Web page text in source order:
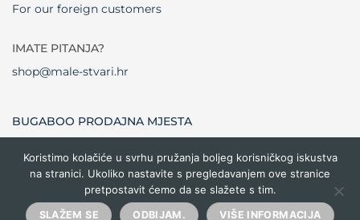
For our foreign customers
IMATE PITANJA?
shop@male-stvari.hr
BUGABOO PRODAJNA MJESTA
Visa MasterCardMaestro Dinners
Club
Credit
Card
Cash
Delivery
Copyright 2026 ©Male stvari
Koristimo kolačiće u svrhu pružanja boljeg korisničkog iskustva
na stranici. Ukoliko nastavite s pregledavanjem ove stranice
pretpostavit ćemo da se slažete s tim.
SLAŽEM SE ODBIJAM. VIŠE INFORMACIJA